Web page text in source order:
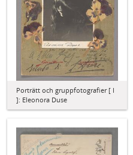
Porträtt och gruppfotografier [ I
]: Eleonora Duse